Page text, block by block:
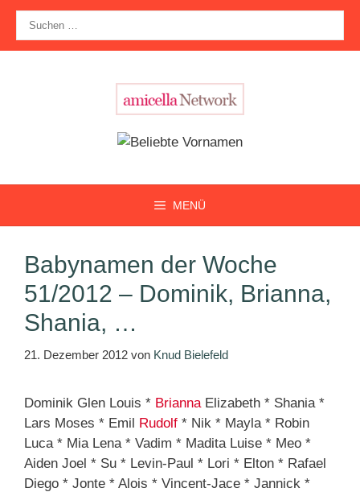
Zum
Inhalt
springen
nach:
MENÜ
Babynamen der Woche
51/2012 – Dominik, Brianna,
Shania, …
21. Dezember 2012 von Knud Bielefeld
Dominik Glen Louis * Brianna Elizabeth * Shania *
Lars Moses * Emil Rudolf * Nik * Mayla * Robin
Luca * Mia Lena * Vadim * Madita Luise * Meo *
Aiden Joel * Su * Levin-Paul * Lori * Elton * Rafael
Diego * Jonte * Alois * Vincent-Jace * Jannick *